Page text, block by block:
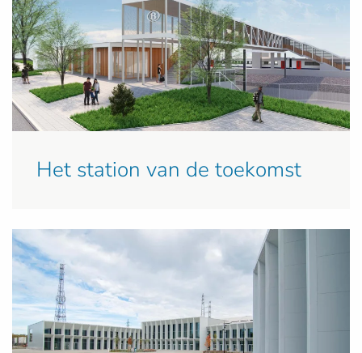
Het station van de toekomst